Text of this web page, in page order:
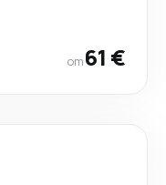
от61 €